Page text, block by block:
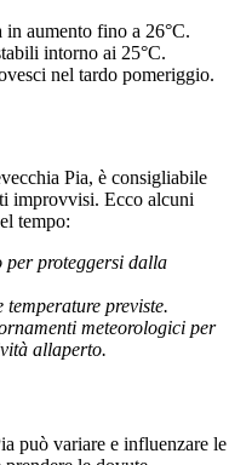
in aumento fino a 26°C.
intorno ai 25°C.
nel tardo pomeriggio.
Pia, è consigliabile
improvvisi. Ecco alcuni
tempo:
per proteggersi dalla
temperature previste.
meteorologici per
allaperto.
può variare e influenzare le